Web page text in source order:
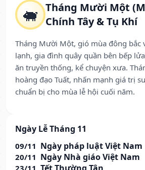
🐖 Tháng Mười Một
Chính Tây & Tụ Khí
Tháng Mười Một, gió mùa đông bắc
lạnh, gia đình quây quần bên bếp
ăn truyền thống, kể chuyện xưa.
hoàng đạo Tuất, nhấn mạnh giá trị
chuẩn bị cho mùa lễ hội cuối năm.
Ngày Lễ Tháng 11
09/11 Ngày pháp luật Việt Nam
20/11 Ngày Nhà giáo Việt Nam